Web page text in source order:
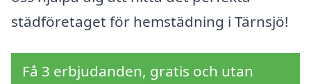
städföretaget för hemstädning i Tärnsjö!
Få 3 erbjudanden, gratis och utan